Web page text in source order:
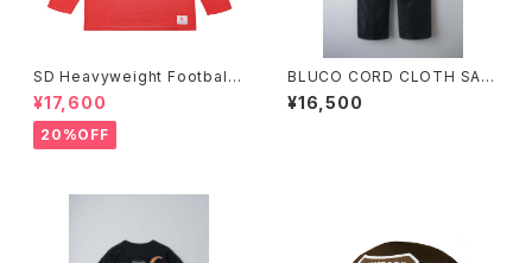
SD Heavyweight Football
Logo LS T VW
¥17,600
20%OFF
BLUCO CORD CLOTH SAIL
OR WORK PANTS
¥16,500